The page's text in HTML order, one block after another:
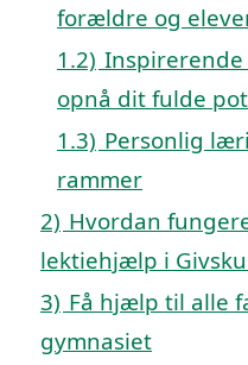
forældre og
1.2)
opnå dit fulde
1.3) Personlig
rammer
2) Hvordan
lektiehjælp i
3) Få hjælp til alle
gymnasiet